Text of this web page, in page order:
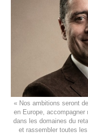
« Nos ambitions seront
en Europe,
dans les domaines du
et rassembler toutes